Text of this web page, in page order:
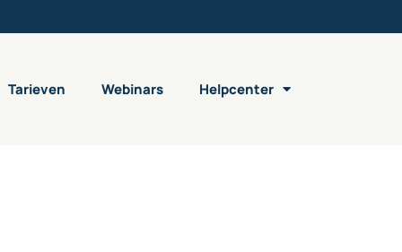
Tarieven Webinars Helpcenter